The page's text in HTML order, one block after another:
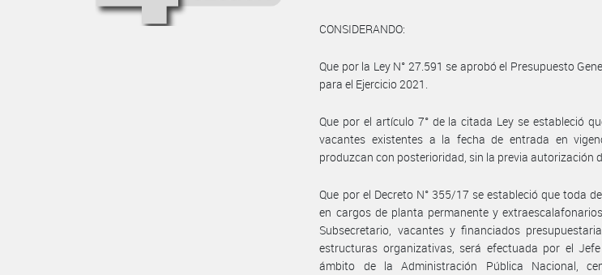
CONSIDERANDO:
Que por la Ley N° 27.591 se aprobó el Presupuesto
para el Ejercicio 2021.
Que por el artículo 7° de la citada Ley se estableció
vacantes existentes a la fecha de entrada en
produzcan con posterioridad, sin la previa autorización
Que por el Decreto N° 355/17 se estableció que toda
en cargos de planta permanente y
Subsecretario, vacantes y financiados
estructuras organizativas, será efectuada por el
ámbito de la Administración Pública Nacional,